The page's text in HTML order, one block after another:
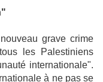
grave crime
les Palestiniens
internationale".
à ne pas se